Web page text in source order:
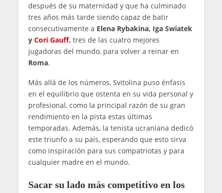
después de su maternidad y que ha culminado
tres años más tarde siendo capaz de batir
consecutivamente a Elena Rybakina, Iga Swiatek
y Cori Gauff, tres de las cuatro mejores
jugadoras del mundo, para volver a reinar en
Roma.
Más allá de los números, Svitolina puso énfasis
en el equilibrio que ostenta en su vida personal y
profesional, como la principal razón de su gran
rendimiento en la pista estas últimas
temporadas. Además, la tenista ucraniana dedicó
este triunfo a su país, esperando que esto sirva
como inspiración para sus compatriotas y para
cualquier madre en el mundo.
Sacar su lado más competitivo en los